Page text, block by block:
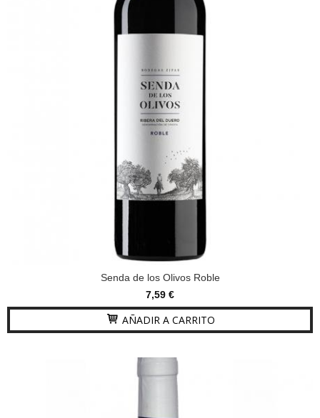
Senda de los Olivos Roble
7,59 €
AÑADIR A CARRITO